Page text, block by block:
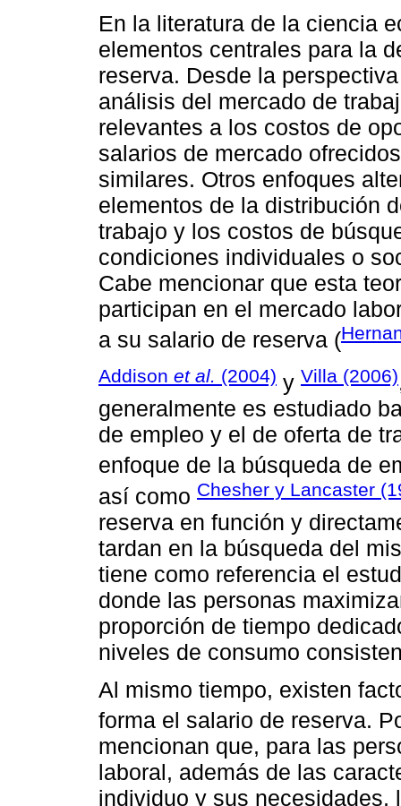
En la literatura de la ciencia
elementos centrales para la
reserva. Desde la
análisis del mercado de
relevantes a los costos de
salarios de mercado
similares. Otros enfoques
elementos de la distribución
trabajo y los costos de
condiciones individuales o
Cabe mencionar que esta
participan en el mercado
a su salario de reserva (
Addison et al. (2004) y Villa (2006)
generalmente es estudiado
de empleo y el de oferta de
enfoque de la búsqueda de
así como Chesher y Lancaster
reserva en función y
tardan en la búsqueda del
tiene como referencia el
donde las personas
proporción de tiempo
niveles de consumo
Al mismo tiempo, existen
forma el salario de reserva.
mencionan que, para las
laboral, además de las
individuo y sus necesidades,